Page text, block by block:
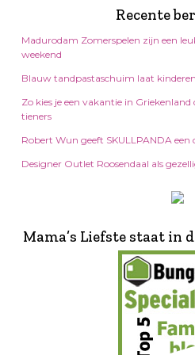
Recente
Madurodam Zomerspelen zijn een
weekend
Blauw tandpastaschuim laat
Zo kies je een vakantie in
tieners
Robert Wun geeft SKULLPANDA
Designer Outlet Roosendaal als
Mama’s Liefste staat in